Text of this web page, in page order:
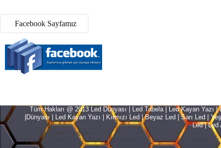
Facebook Sayfamız
Tüm Hakları @ 2013 Led Dünyası | Led Tabela | Led Kayan
|Dünyası | Led Kayan Yazı | Kırmızı Led | Beyaz Led | Sarı Led |
Led | Led
Translate Company